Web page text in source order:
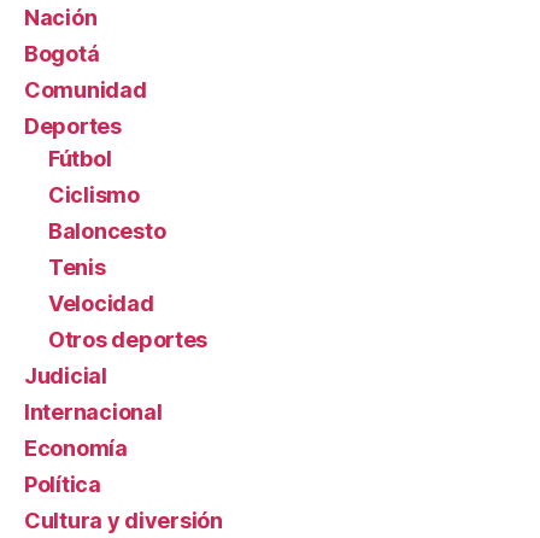
Nación
Bogotá
Comunidad
Deportes
Fútbol
Ciclismo
Baloncesto
Tenis
Velocidad
Otros deportes
Judicial
Internacional
Economía
Política
Cultura y diversión